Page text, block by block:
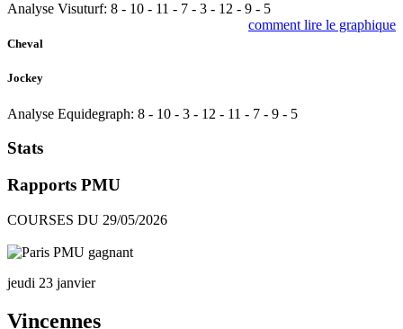
Analyse Visuturf: 8 - 10 - 11 - 7 - 3 - 12 - 9 - 5
comment lire le graphique
Cheval
Jockey
Analyse Equidegraph: 8 - 10 - 3 - 12 - 11 - 7 - 9 - 5
Stats
Rapports PMU
COURSES DU 29/05/2026
jeudi 23 janvier
Vincennes